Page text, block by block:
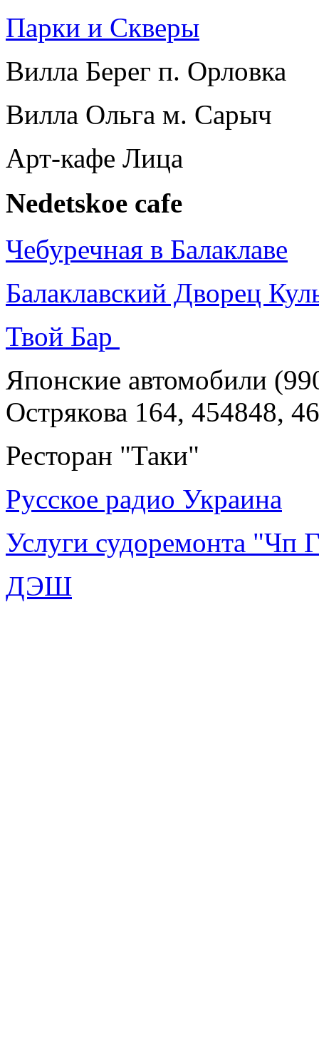
Парки и Скверы
Вилла Берег п. Орловка
Вилла Ольга м. Сарыч
Арт-кафе Лица
Nedetskoe cafe
Чебуречная в Балаклаве
Балаклавский Дворец
Твой Бар
Японские автомобили
Острякова 164, 454848,
Ресторан "Таки"
Русское радио Украина
Услуги судоремонта "Чп
ДЭШ